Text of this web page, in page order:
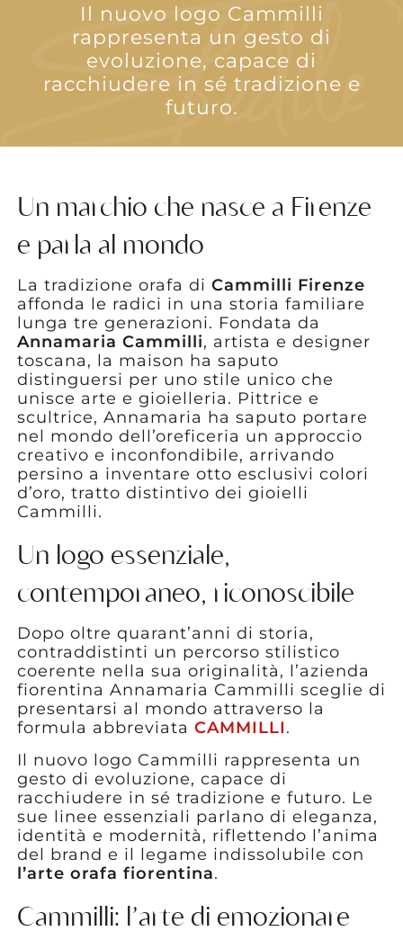
Il nuovo logo Cammilli
rappresenta un gesto di
evoluzione, capace di
racchiudere in sé tradizione e
futuro.
Un marchio che nasce a Firenze
e parla al mondo
La tradizione orafa di Cammilli Firenze
affonda le radici in una storia familiare
lunga tre generazioni. Fondata da
Annamaria Cammilli, artista e designer
toscana, la maison ha saputo
distinguersi per uno stile unico che
unisce arte e gioielleria. Pittrice e
scultrice, Annamaria ha saputo portare
nel mondo dell’oreficeria un approccio
creativo e inconfondibile, arrivando
persino a inventare otto esclusivi colori
d’oro, tratto distintivo dei gioielli
Cammilli.
Un logo essenziale,
contemporaneo, riconoscibile
Dopo oltre quarant’anni di storia,
contraddistinti un percorso stilistico
coerente nella sua originalità, l’azienda
fiorentina Annamaria Cammilli sceglie di
presentarsi al mondo attraverso la
formula abbreviata CAMMILLI.
Il nuovo logo Cammilli rappresenta un
gesto di evoluzione, capace di
racchiudere in sé tradizione e futuro. Le
sue linee essenziali parlano di eleganza,
identità e modernità, riflettendo l’anima
del brand e il legame indissolubile con
l’arte orafa fiorentina.
Cammilli: l’arte di emozionare